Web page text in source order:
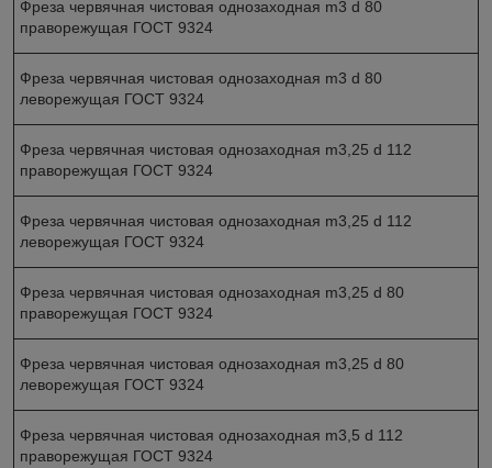
Фреза червячная чистовая однозаходная m3 d 80
праворежущая ГОСТ 9324
Фреза червячная чистовая однозаходная m3 d 80
леворежущая ГОСТ 9324
Фреза червячная чистовая однозаходная m3,25 d 112
праворежущая ГОСТ 9324
Фреза червячная чистовая однозаходная m3,25 d 112
леворежущая ГОСТ 9324
Фреза червячная чистовая однозаходная m3,25 d 80
праворежущая ГОСТ 9324
Фреза червячная чистовая однозаходная m3,25 d 80
леворежущая ГОСТ 9324
Фреза червячная чистовая однозаходная m3,5 d 112
праворежущая ГОСТ 9324